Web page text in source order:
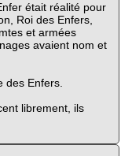
était réalité pour
Roi des Enfers,
et armées
avaient nom et
des Enfers.
librement, ils